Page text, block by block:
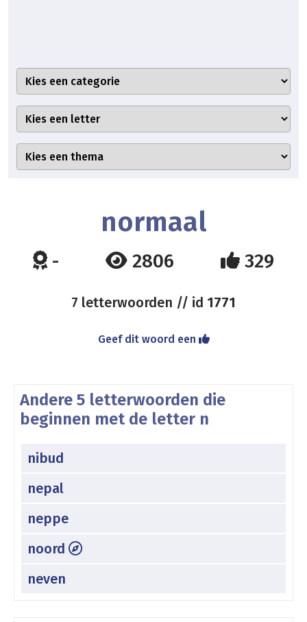
normaal
- 2806 329
7 letterwoorden // id 1771
Geef dit woord een
Andere 5 letterwoorden die
beginnen met de letter n
nibud
nepal
neppe
noord
neven